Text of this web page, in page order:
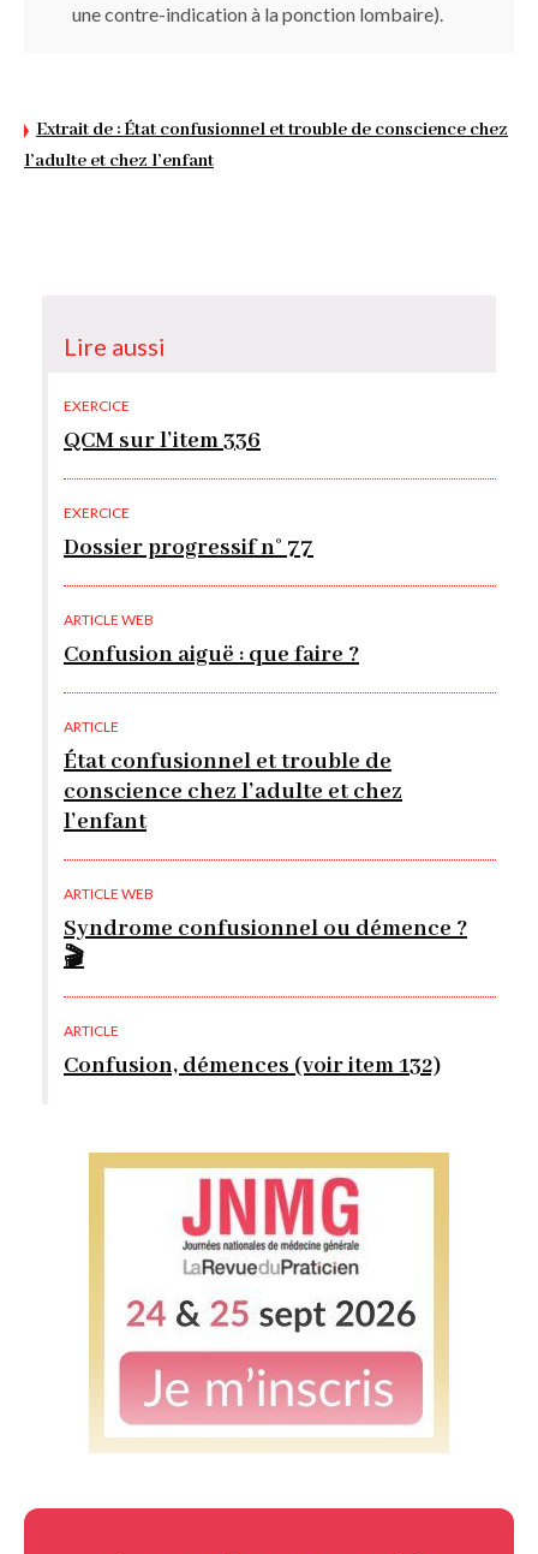
une contre-indication à la ponction lombaire).
Extrait de : État confusionnel et trouble de conscience chez
l’adulte et chez l’enfant
Lire aussi
EXERCICE
QCM sur l’item 336
EXERCICE
Dossier progressif n° 77
ARTICLE WEB
Confusion aiguë : que faire ?
ARTICLE
État confusionnel et trouble de
conscience chez l’adulte et chez
l’enfant
ARTICLE WEB
Syndrome confusionnel ou démence ?
🎬
ARTICLE
Confusion, démences (voir item 132)